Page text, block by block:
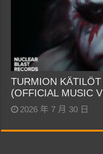
TURMION
(OFFICIAL MUSIC
2026 年 7 月 30 日